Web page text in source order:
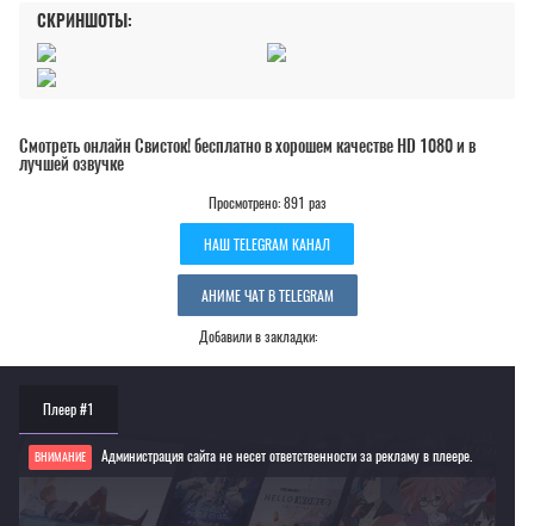
СКРИНШОТЫ:
Смотреть онлайн Свисток! бесплатно в хорошем качестве HD 1080 и в
лучшей озвучке
Просмотрено: 891 раз
НАШ TELEGRAM КАНАЛ
АНИМЕ ЧАТ В TELEGRAM
Добавили в закладки:
Плеер #1
ВНИМАНИЕ Администрация сайта не несет ответственности за рекламу в плеере.
Если видео не работает, обновите страницу или выберите другой плеер!